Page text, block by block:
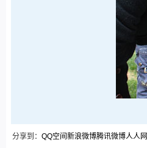
分享到： QQ空间 新浪微博腾讯微博人人网